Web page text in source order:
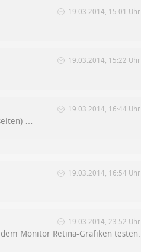
19.03.2014, 15:01 Uhr
19.03.2014, 15:22 Uhr
19.03.2014, 16:44 Uhr
…
19.03.2014, 16:54 Uhr
19.03.2014, 23:52 Uhr
Monitor Retina-Grafiken testen.